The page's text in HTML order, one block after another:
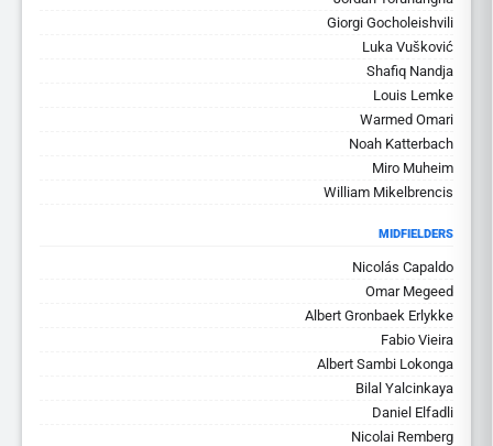
Giorgi Gocholeishvili
Luka Vušković
Shafiq Nandja
Louis Lemke
Warmed Omari
Noah Katterbach
Miro Muheim
William Mikelbrencis
MIDFIELDERS
Nicolás Capaldo
Omar Megeed
Albert Gronbaek Erlykke
Fabio Vieira
Albert Sambi Lokonga
Bilal Yalcinkaya
Daniel Elfadli
Nicolai Remberg